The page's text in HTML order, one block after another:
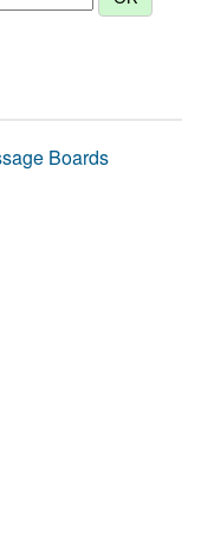
Boards